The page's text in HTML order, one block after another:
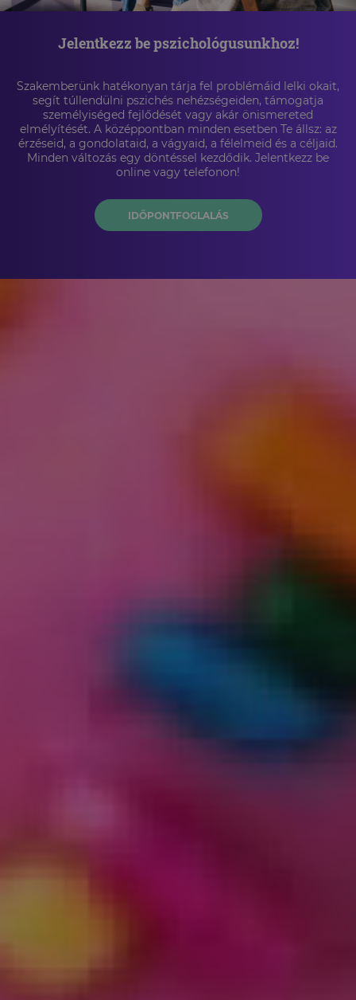
Jelentkezz be pszichológusunkhoz!
Szakemberünk hatékonyan tárja fel problémáid lelki okait,
segít túllendülni pszichés nehézségeiden, támogatja
személyiséged fejlődését vagy akár önismereted
elmélyítését. A középpontban minden esetben Te állsz: az
érzéseid, a gondolataid, a vágyaid, a félelmeid és a céljaid.
Minden változás egy döntéssel kezdődik. Jelentkezz be
online vagy telefonon!
IDŐPONTFOGLALÁS